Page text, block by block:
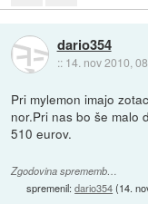
dario354
:: 14. nov 2010,
Pri mylemon imajo
nor.Pri nas bo še malo
510 eurov.
Zgodovina sprememb…
spremenil:dario354(14.